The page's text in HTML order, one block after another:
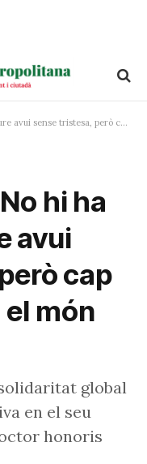
però cap persona canvia el món sola”
hi ha
avui
cap
món
global
en el seu
honoris